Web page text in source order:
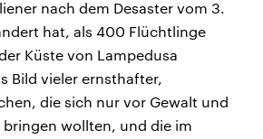
nach dem Desaster vom 3.
hat, als 400 Flüchtlinge
Küste von Lampedusa
Bild vieler ernsthafter,
die sich nur vor Gewalt und
bringen wollten, und die im